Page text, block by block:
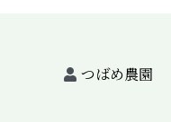
つばめ農園